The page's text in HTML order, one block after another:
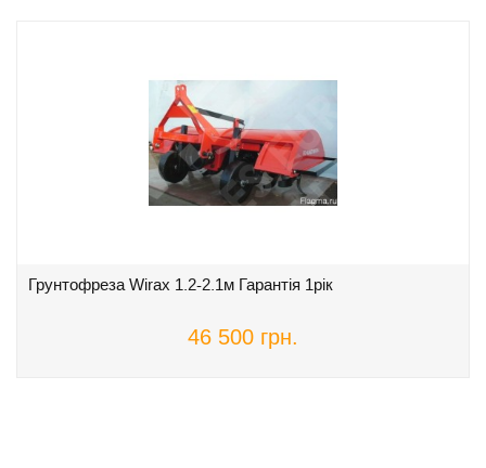
Грунтофреза Wirax 1.2-2.1м Гарантія 1рік
46 500 грн.